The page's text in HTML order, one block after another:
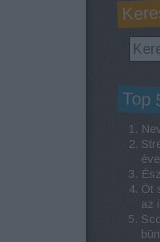
Top
Öt
az